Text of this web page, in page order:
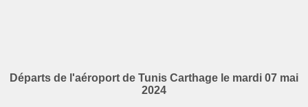
Départs de l'aéroport de Tunis Carthage le mardi 07 mai
2024